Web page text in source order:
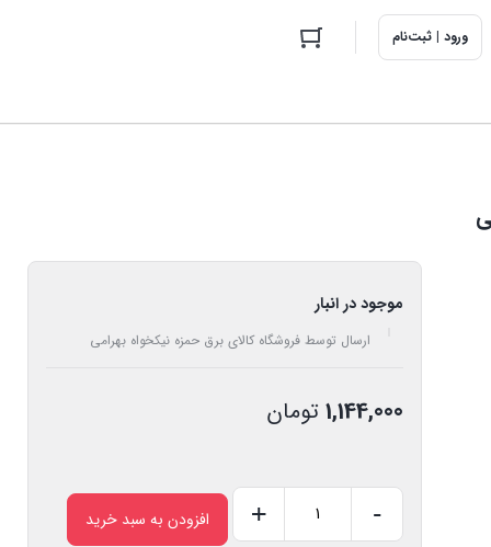
ورود | ثبت‌نام
موجود در انبار
ارسال توسط فروشگاه کالای برق حمزه نیکخواه بهرامی
1,144,000 تومان
-
+ افزودن به سبد خرید